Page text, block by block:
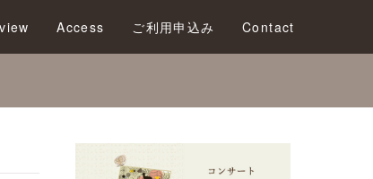
Access ご利用申込み Contact